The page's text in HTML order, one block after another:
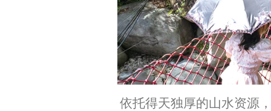
依托得天独厚的山水资源